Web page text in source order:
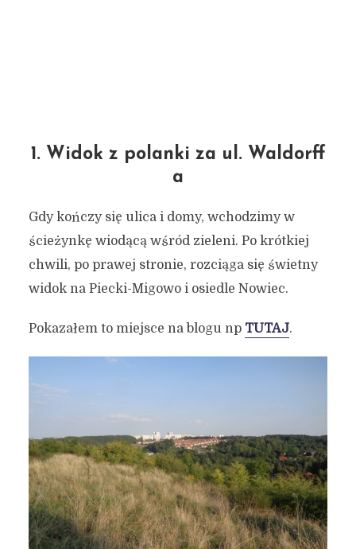
1. Widok z polanki za ul. Waldorff
a
Gdy kończy się ulica i domy, wchodzimy w
ścieżynkę wiodącą wśród zieleni. Po krótkiej
chwili, po prawej stronie, rozciąga się świetny
widok na Piecki-Migowo i osiedle Nowiec.
Pokazałem to miejsce na blogu np TUTAJ.